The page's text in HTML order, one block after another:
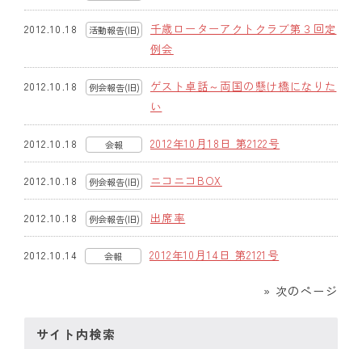
(旧)
2012.10.18 活動報告(旧)
千歳ローターアクトクラブ第３回定
例会
2012.10.18 例会報告(旧)
ゲスト卓話～両国の懸け橋になりた
い
2012.10.18 会報 2012年10月18日 第2122号
2012.10.18 例会報告(旧) ニコニコBOX
2012.10.18 例会報告(旧) 出席率
2012.10.14 会報 2012年10月14日 第2121号
» 次のページ
サイト内検索